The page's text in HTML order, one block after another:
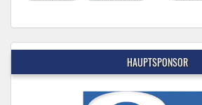
HAUPTSPONSOR